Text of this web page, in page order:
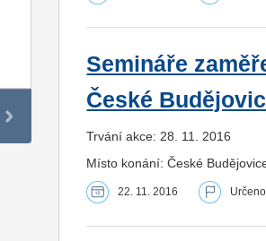
Semináře
České
Trvání akce: 28. 11. 2016
Místo konání: České
22. 11. 2016